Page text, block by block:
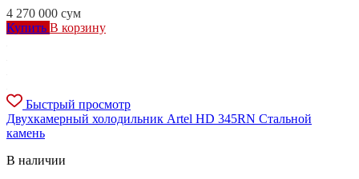
4 270 000 сум
Купить В корзину
Быстрый просмотр
Двухкамерный холодильник Artel HD 345RN Стальной
камень
В наличии